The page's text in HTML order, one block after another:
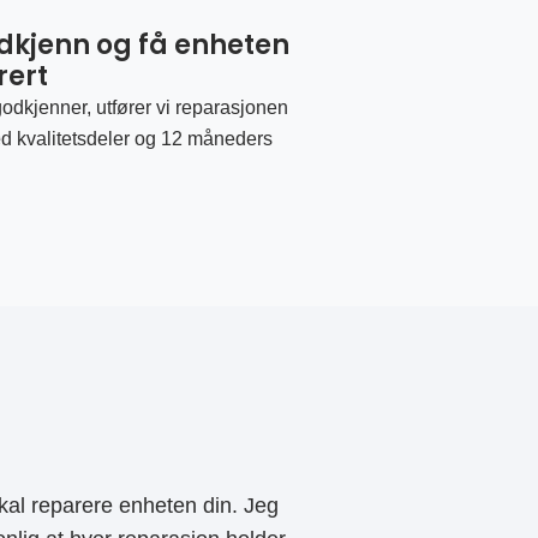
og få enheten
utfører vi reparasjonen
kvalitetsdeler og 12 måneders
reparere enheten din. Jeg